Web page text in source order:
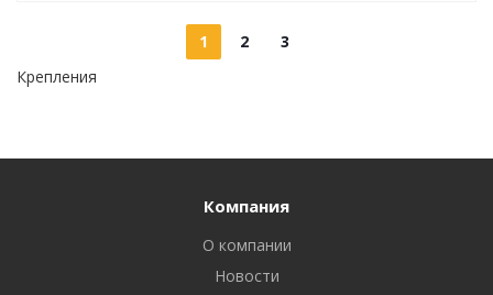
1 2
3
Крепления
Компания
О компании
Новости